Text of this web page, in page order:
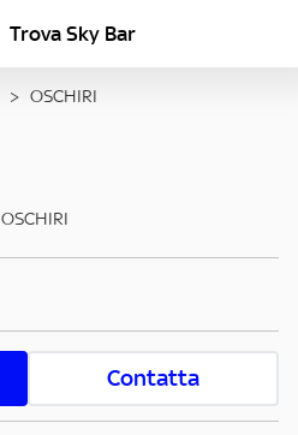
Trova Sky Bar
> OSCHIRI
OSCHIRI
Contatta